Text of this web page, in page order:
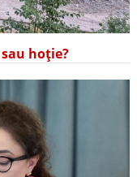
hoție?